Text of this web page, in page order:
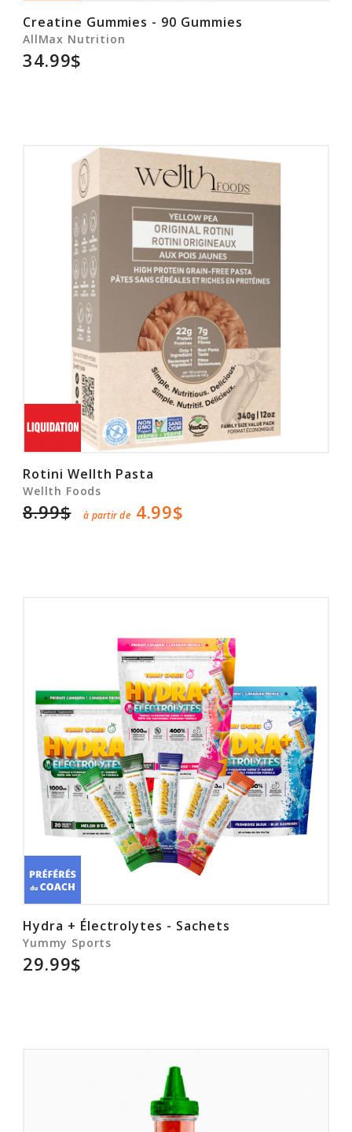
Creatine Gummies - 90 Gummies
AllMax Nutrition
34.99$
Rotini Wellth Pasta
Wellth Foods
8.99$ à partir de4.99$
Hydra + Électrolytes - Sachets
Yummy Sports
29.99$